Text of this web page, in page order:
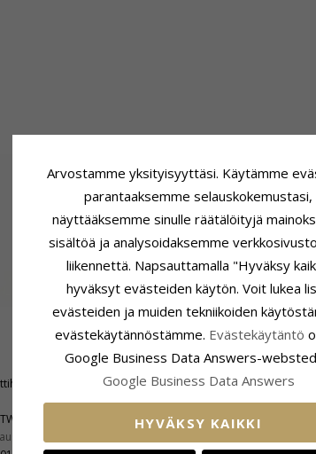
TW/WESSELTON
Sormuspohja
Leveys:6,0 mm
Paksuus: 2,0 mm
Vaaka:9.1 G
Toimitusaika:
Arvostamme yksityisyyttäsi. Käytämme
parantaaksemme selauskokemustasi,
näyttääksemme sinulle räätälöityjä
sisältöä ja analysoidaksemme
liikennettä. Napsauttamalla "Hyväksy
hyväksyt evästeiden käytön. Voit lukea
evästeiden ja muiden tekniikoiden
evästekäytännöstämme. Evästekäytäntö
Google Business Data Answers-
Google Business Data Answers
HYVÄKSY KAIKKI